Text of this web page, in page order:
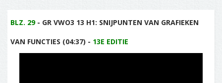
BLZ. 29- GR VWO3 13 H1: SNIJPUNTEN VAN GRAFIEKEN
VAN FUNCTIES (04:37) - 13E EDITIE